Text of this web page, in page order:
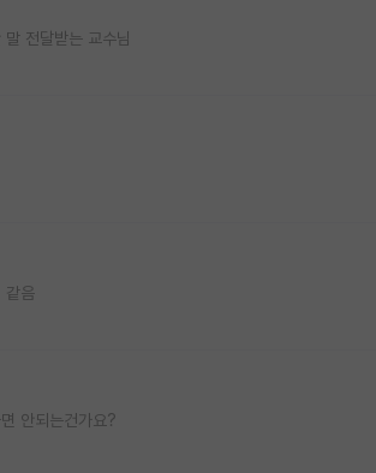
전달받는 교수님
같음
안되는건가요?